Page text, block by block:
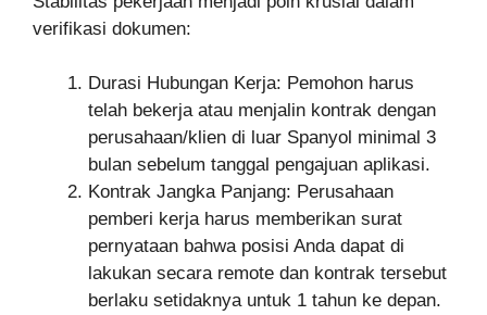
verifikasi dokumen:
Durasi Hubungan Kerja: Pemohon harus
telah bekerja atau menjalin kontrak dengan
perusahaan/klien di luar Spanyol minimal 3
bulan sebelum tanggal pengajuan aplikasi.
Kontrak Jangka Panjang: Perusahaan
pemberi kerja harus memberikan surat
pernyataan bahwa posisi Anda dapat di
lakukan secara remote dan kontrak tersebut
berlaku setidaknya untuk 1 tahun ke depan.